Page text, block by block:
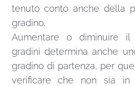
tenuto conto anche della
gradino.
Aumentare o diminuire
gradini determina anche
gradino di partenza, per
verificare che non sia in